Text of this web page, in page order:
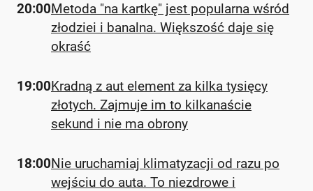
20:00Metoda "na kartkę" jest popularna wśród
złodziei i banalna. Większość daje się
okraść
19:00Kradną z aut element za kilka tysięcy
złotych. Zajmuje im to kilkanaście
sekund i nie ma obrony
18:00Nie uruchamiaj klimatyzacji od razu po
wejściu do auta. To niezdrowe i